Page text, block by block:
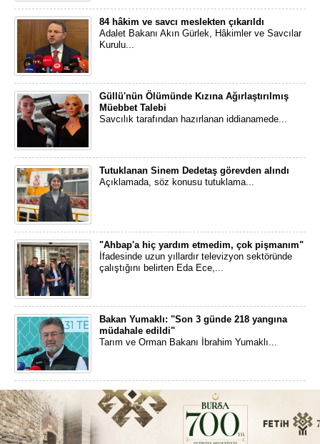
84 hâkim ve savcı meslekten çıkarıldı
Adalet Bakanı Akın Gürlek, Hâkimler ve Savcılar
Kurulu...
Güllü'nün Ölümünde Kızına Ağırlaştırılmış
Müebbet Talebi
Savcılık tarafından hazırlanan iddianamede...
Tutuklanan Sinem Dedetaş görevden alındı
Açıklamada, söz konusu tutuklama...
"Ahbap'a hiç yardım etmedim, çok pişmanım"
İfadesinde uzun yıllardır televizyon sektöründe
çalıştığını belirten Eda Ece,...
Bakan Yumaklı: "Son 3 günde 218 yangına
müdahale edildi"
Tarım ve Orman Bakanı İbrahim Yumaklı...